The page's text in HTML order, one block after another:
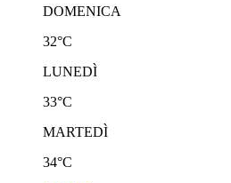
DOMENICA
32°C
LUNEDÌ
33°C
MARTEDÌ
34°C